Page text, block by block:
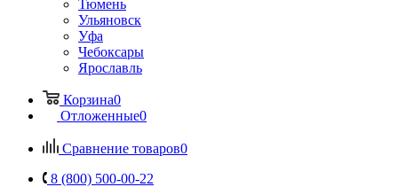
Тюмень
Ульяновск
Уфа
Чебоксары
Ярославль
Корзина0
Отложенные0
Сравнение товаров0
8 (800) 500-00-22